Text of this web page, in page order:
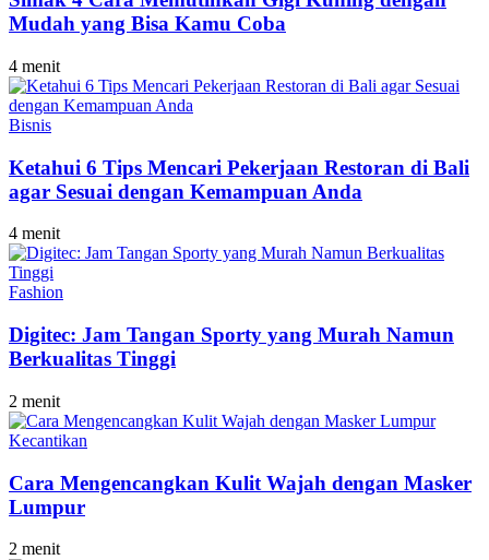
Mudah yang Bisa Kamu Coba
4 menit
Bisnis
Ketahui 6 Tips Mencari Pekerjaan Restoran di Bali
agar Sesuai dengan Kemampuan Anda
4 menit
Fashion
Digitec: Jam Tangan Sporty yang Murah Namun
Berkualitas Tinggi
2 menit
Kecantikan
Cara Mengencangkan Kulit Wajah dengan Masker
Lumpur
2 menit